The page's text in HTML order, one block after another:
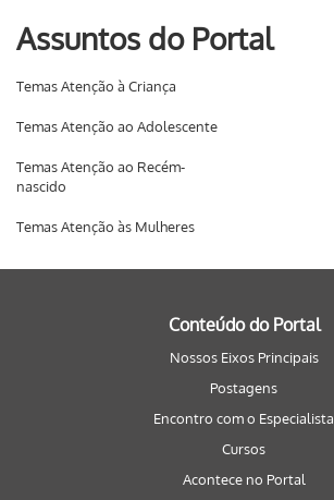
Assuntos do Portal
Temas Atenção à Criança
Temas Atenção ao Adolescente
Temas Atenção ao Recém-
nascido
Temas Atenção às Mulheres
Conteúdo do Portal
Nossos Eixos Principais
Postagens
Encontro com o Especialista
Cursos
Acontece no Portal